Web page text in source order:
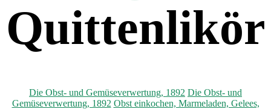
Quittenlikör
Kategorien
Die Obst- und Gemüseverwertung, 1892 Die Obst- und
Gemüseverwertung, 1892 Obst einkochen, Marmeladen, Gelees,